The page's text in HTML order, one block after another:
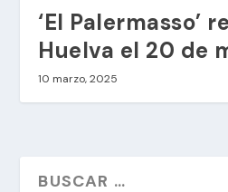
‘El Palermasso’
Huelva el 20 de
10 marzo, 2025